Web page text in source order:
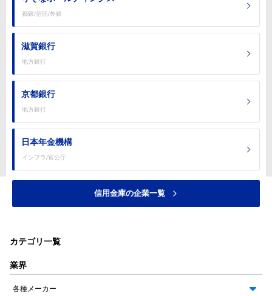
都銀/信託/外銀
滋賀銀行
地方銀行
京都銀行
地方銀行
日本年金機構
インフラ/官公庁
信用金庫の企業一覧
カテゴリ一覧
業界
各種メーカー